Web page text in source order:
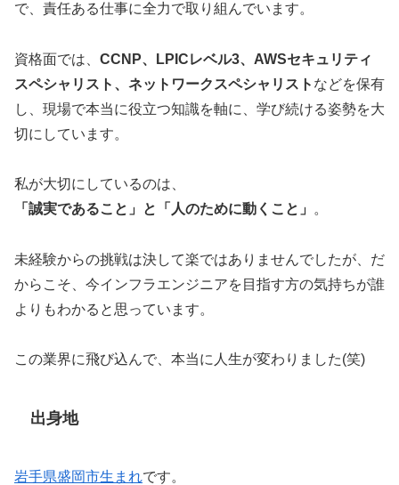
で、責任ある仕事に全力で取り組んでいます。
資格面では、 CCNP、LPICレベル3、AWSセキュリティ
スペシャリスト、ネットワークスペシャリスト などを保有
し、現場で本当に役立つ知識を軸に、学び続ける姿勢を大
切にしています。
私が大切にしているのは、
「誠実であること」と「人のために動くこと」 。
未経験からの挑戦は決して楽ではありませんでしたが、だ
からこそ、今インフラエンジニアを目指す方の気持ちが誰
よりもわかると思っています。
この業界に飛び込んで、本当に人生が変わりました(笑)
出身地
岩手県盛岡市生まれです。